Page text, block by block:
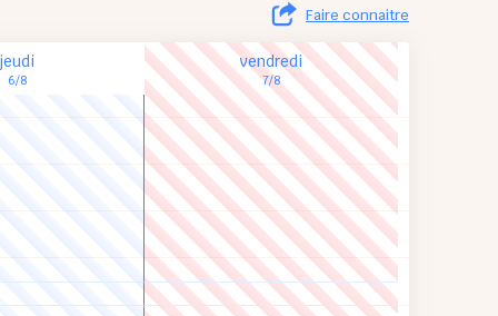
Faire connaitre
jeudi
6/8
vendredi
7/8